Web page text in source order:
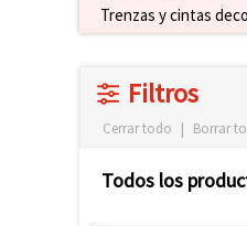
Trenzas y cintas
Filtros
Cerrar todo | Borrar
Todos los